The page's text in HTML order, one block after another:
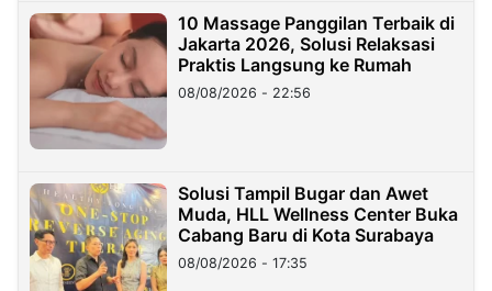
10 Massage Panggilan Terbaik di
Jakarta 2026, Solusi Relaksasi
Praktis Langsung ke Rumah
08/08/2026 - 22:56
Solusi Tampil Bugar dan Awet
Muda, HLL Wellness Center Buka
Cabang Baru di Kota Surabaya
08/08/2026 - 17:35